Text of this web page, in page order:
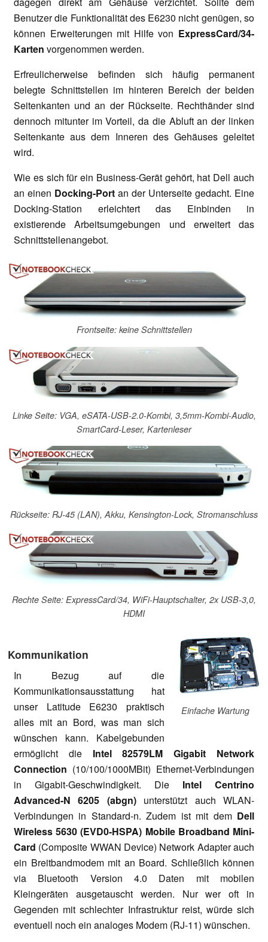
Benutzer die Funktionalität des E6230 nicht genügen, so
können Erweiterungen mit Hilfe von ExpressCard/34-
Karten vorgenommen werden.
Erfreulicherweise befinden sich häufig permanent
belegte Schnittstellen im hinteren Bereich der beiden
Seitenkanten und an der Rückseite. Rechthänder sind
dennoch mitunter im Vorteil, da die Abluft an der linken
Seitenkante aus dem Inneren des Gehäuses geleitet
wird.
Wie es sich für ein Business-Gerät gehört, hat Dell auch
an einen Docking-Port an der Unterseite gedacht. Eine
Docking-Station erleichtert das Einbinden in
existierende Arbeitsumgebungen und erweitert das
Schnittstellenangebot.
Frontseite: keine Schnittstellen
Linke Seite: VGA, eSATA-USB-2.0-Kombi, 3,5mm-Kombi-Audio,
SmartCard-Leser, Kartenleser
Rückseite: RJ-45 (LAN), Akku, Kensington-Lock, Stromanschluss
Rechte Seite: ExpressCard/34, WiFi-Hauptschalter, 2x USB-3,0,
HDMI
Einfache Wartung
Kommunikation
In Bezug auf die
Kommunikationsausstattung hat
unser Latitude E6230 praktisch
alles mit an Bord, was man sich
wünschen kann. Kabelgebunden
ermöglicht die Intel 82579LM Gigabit Network
Connection (10/100/1000MBit) Ethernet-Verbindungen
in Gigabit-Geschwindigkeit. Die Intel Centrino
Advanced-N 6205 (abgn)unterstützt auch WLAN-
Verbindungen in Standard-n. Zudem ist mit dem Dell
Wireless 5630 (EVD0-HSPA) Mobile Broadband Mini-
Card (Composite WWAN Device) Network Adapter auch
ein Breitbandmodem mit an Board. Schließlich können
via Bluetooth Version 4.0 Daten mit mobilen
Kleingeräten ausgetauscht werden. Nur wer oft in
Gegenden mit schlechter Infrastruktur reist, würde sich
eventuell noch ein analoges Modem (RJ-11) wünschen.